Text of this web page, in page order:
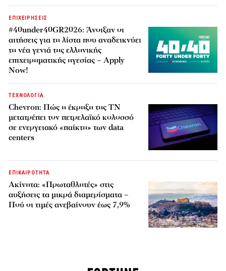
ΕΠΙΧΕΙΡΗΣΕΙΣ
#40under40GR2026: Άνοιξαν οι
αιτήσεις για τη λίστα που αναδεικνύει
τη νέα γενιά της ελληνικής
επιχειρηματικής ηγεσίας – Apply
Now!
ΤΕΧΝΟΛΟΓΙΑ
Chevron: Πώς η έκρηξη της ΤΝ
μετατρέπει τον πετρελαϊκό κολοσσό
σε ενεργειακό «παίκτη» των data
centers
ΕΠΙΚΑΙΡΟΤΗΤΑ
Ακίνητα: «Πρωταθλητές» στις
αυξήσεις τα μικρά διαμερίσματα –
Πού οι τιμές ανεβαίνουν έως 7,9%